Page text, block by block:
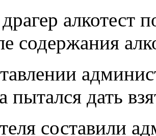
алкотест
содержания
дать
составили